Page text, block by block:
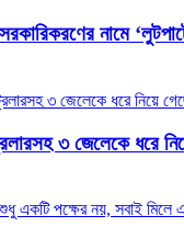
নামে
৩ জেলেকে ধরে